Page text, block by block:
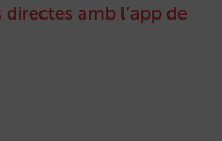
amb l’app de